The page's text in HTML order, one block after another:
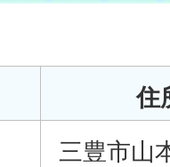
住
三豊市山